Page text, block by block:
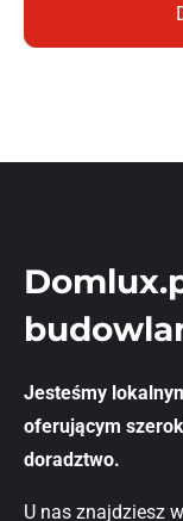
Jesteśmy
oferującym
doradztwo.
U nas znajdziesz